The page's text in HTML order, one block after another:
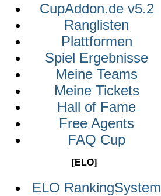
CupAddon.de v5.2
Ranglisten
Plattformen
Spiel Ergebnisse
Meine Teams
Meine Tickets
Hall of Fame
Free Agents
FAQ Cup
[ELO]
ELO RankingSystem